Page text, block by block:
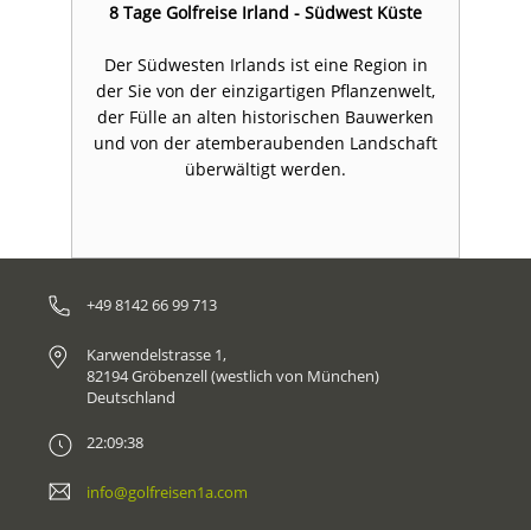
8 Tage Golfreise Irland - Südwest Küste
Der Südwesten Irlands ist eine Region in
der Sie von der einzigartigen Pflanzenwelt,
der Fülle an alten historischen Bauwerken
und von der atemberaubenden Landschaft
überwältigt werden.
+49 8142 66 99 713
Karwendelstrasse 1,
82194 Gröbenzell (westlich von München)
Deutschland
22:09:38
info@golfreisen1a.com